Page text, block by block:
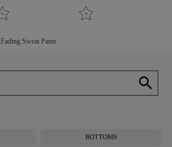
Fading Sweat Pants
search
BOTTOMS